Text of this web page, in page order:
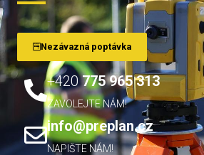
Nezávazná poptávka
+420775 965 313
ZAVOLEJTE NÁM!
info@preplan.cz
NAPIŠTE NÁM!